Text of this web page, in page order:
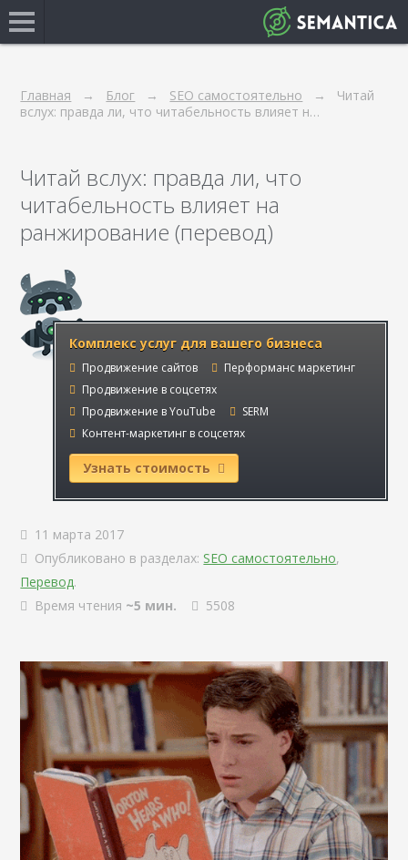
Главная Блог SEO самостоятельно
Читай
вслух: правда ли, что читабельность влияет н…
Читай вслух: правда ли, что
читабельность влияет на
ранжирование (перевод)
Комплекс услуг для вашего бизнеса
Продвижение сайтов
Перформанс маркетинг
Продвижение в соцсетях
Продвижение в YouTube
SERM
Контент-маркетинг в соцсетях
Узнать стоимость
11 марта 2017
Опубликовано в разделах: SEO самостоятельно,
Перевод.
Время чтения ~5 мин. 5508